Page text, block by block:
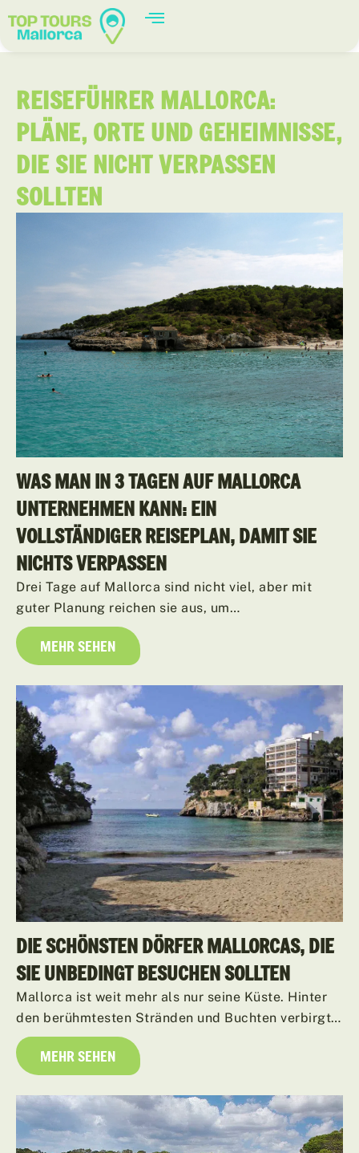
REISEFÜHRER MALLORCA:
PLÄNE, ORTE UND GEHEIMNISSE,
DIE SIE NICHT VERPASSEN
SOLLTEN
WAS MAN IN 3 TAGEN AUF MALLORCA
UNTERNEHMEN KANN: EIN
VOLLSTÄNDIGER REISEPLAN, DAMIT SIE
NICHTS VERPASSEN
Drei Tage auf Mallorca sind nicht viel, aber mit
guter Planung reichen sie aus, um…
MEHR SEHEN
DIE SCHÖNSTEN DÖRFER MALLORCAS, DIE
SIE UNBEDINGT BESUCHEN SOLLTEN
Mallorca ist weit mehr als nur seine Küste. Hinter
den berühmtesten Stränden und Buchten verbirgt…
MEHR SEHEN